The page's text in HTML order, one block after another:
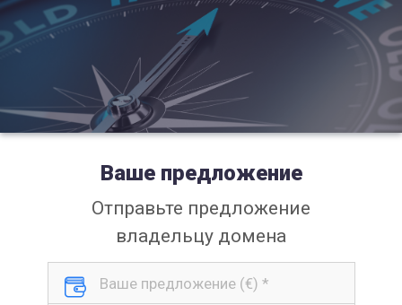
Ваше предложение
Отправьте предложение
владельцу домена